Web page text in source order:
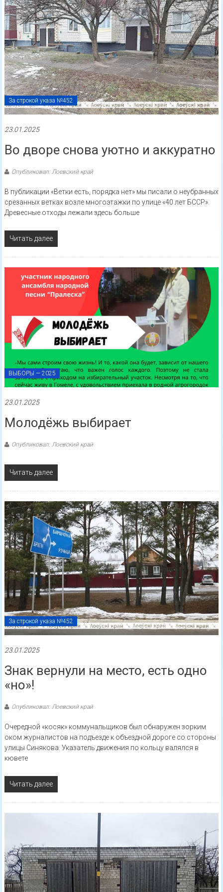
За строкой указа №452
23.01.2025
Во дворе снова уютно и аккуратно
Опубликовал: Лоевский край
В публикации «Ветки есть, порядка нет» мы писали о неубранных
срезанных ветках возле многоэтажки по улице «40 лет БССР».
Древесные отходы лежали здесь больше
Читать далее
ВЫБОРЫ — 2025
23.01.2025
Молодёжь выбирает
Опубликовал: Лоевский край
Читать далее
За строкой указа №452
23.01.2025
Знак вернули на место, есть одно
«но»!
Опубликовал: Лоевский край
Очередной «косяк» коммунальщиков был обнаружен зорким
оком журналистов на подъезде к объездной дороге со стороны
улицы Синякова. Указатель движения по кольцу валялся в
кювете
Читать далее